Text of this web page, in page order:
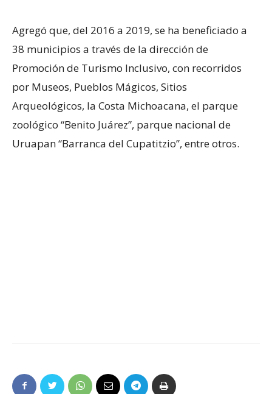
Agregó que, del 2016 a 2019, se ha beneficiado a
38 municipios a través de la dirección de
Promoción de Turismo Inclusivo, con recorridos
por Museos, Pueblos Mágicos, Sitios
Arqueológicos, la Costa Michoacana, el parque
zoológico “Benito Juárez”, parque nacional de
Uruapan “Barranca del Cupatitzio”, entre otros.